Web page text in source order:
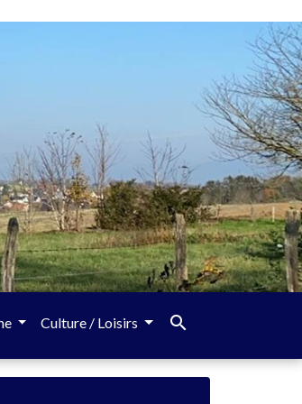
Culture / Loisirs search